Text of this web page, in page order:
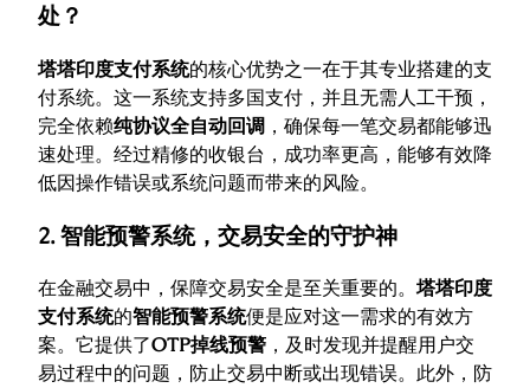
处？
塔塔印度支付系统的核心优势之一在于其专业搭建的支
付系统。这一系统支持多国支付，并且无需人工干预，
完全依赖纯协议全自动回调 ，确保每一笔交易都能够迅
速处理。经过精修的收银台，成功率更高，能够有效降
低因操作错误或系统问题而带来的风险。
2. 智能预警系统，交易安全的守护神
在金融交易中，保障交易安全是至关重要的。 塔塔印度
支付系统的智能预警系统便是应对这一需求的有效方
案。它提供了OTP掉线预警 ，及时发现并提醒用户交
易过程中的问题，防止交易中断或出现错误。此外，防